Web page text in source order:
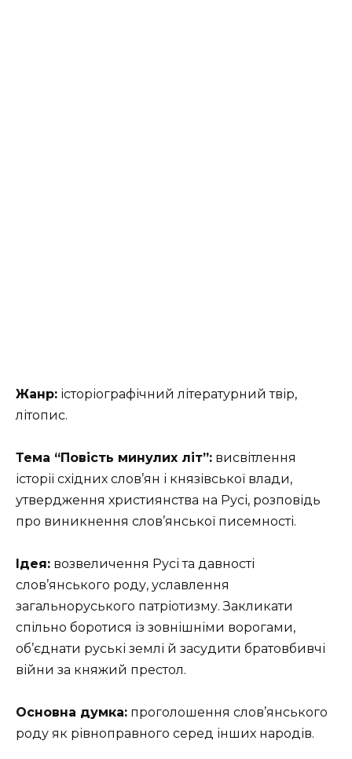
Жанр: історіографічний літературний твір,
літопис.
Тема “Повість минулих літ”: висвітлення
історії східних слов’ян і князівської влади,
утвердження християнства на Русі, розповідь
про виникнення слов’янської писемності.
Ідея: возвеличення Русі та давності
слов’янського роду, уславлення
загальноруського патріотизму. Закликати
спільно боротися із зовнішніми ворогами,
об’єднати руські землі й засудити братовбивчі
війни за княжий престол.
Основна думка: проголошення слов’янського
роду як рівноправного серед інших народів.